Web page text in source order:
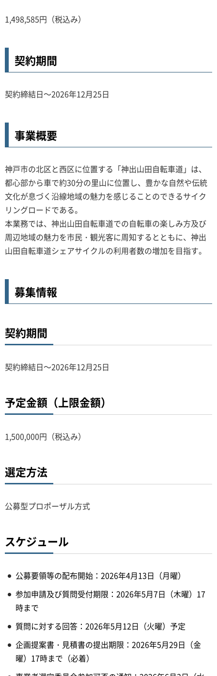
1,498,585円（税込み）
契約期間
契約締結日～2026年12月25日
事業概要
神戸市の北区と西区に位置する「神出山田自転車道」は、
都心部から車で約30分の里山に位置し、豊かな自然や伝統
文化が息づく沿線地域の魅力を感じることのできるサイク
リングロードである。
本業務では、神出山田自転車道での自転車の楽しみ方及び
周辺地域の魅力を市民・観光客に周知するとともに、神出
山田自転車道シェアサイクルの利用者数の増加を目指す。
募集情報
契約期間
契約締結日～2026年12月25日
予定金額（上限金額）
1,500,000円（税込み）
選定方法
公募型プロポーザル方式
スケジュール
公募要領等の配布開始：2026年4月13日（月曜）
参加申請及び質問受付期限：2026年5月7日（木曜）17
時まで
質問に対する回答：2026年5月12日（火曜）予定
企画提案書・見積書の提出期限：2026年5月29日（金
曜）17時まで（必着）